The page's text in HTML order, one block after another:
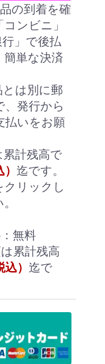
の到着を確
ンビニ」
行」で後払
単な決済
は別に郵
発行から
払いをお願
計残高で
迄です。
リックし
無料
累計残高
） 迄で